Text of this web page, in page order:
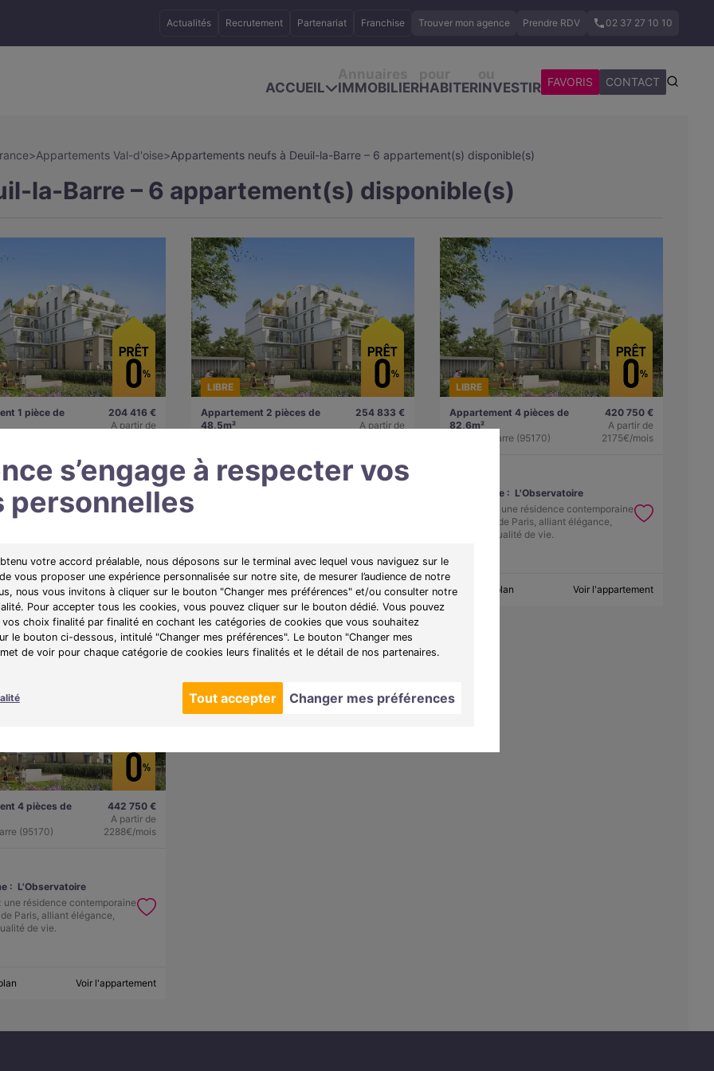
s’engage à respecter vos
personnelles
votre accord préalable, nous déposons sur le terminal avec lequel vous naviguez sur le
vous proposer une expérience personnalisée sur notre site, de mesurer l’audience de notre
nous vous invitons à cliquer sur le bouton "Changer mes préférences" et/ou consulter notre
Pour accepter tous les cookies, vous pouvez cliquer sur le bouton dédié. Vous pouvez
choix finalité par finalité en cochant les catégories de cookies que vous souhaitez
le bouton ci-dessous, intitulé "Changer mes préférences". Le bouton "Changer mes
de voir pour chaque catégorie de cookies leurs finalités et le détail de nos partenaires.
Tout accepter Changer mes préférences
Actualités Recrutement Partenariat Franchise Trouver mon agence Prendre RDV 02 37 27 10 10
ACCUEIL
IMMOBILIERHABITERINVESTIR FAVORIS CONTACT
>Appartements Val-d'oise>Appartements neufs à Deuil-la-Barre – 6 appartement(s) disponible(s)
la-Barre – 6 appartement(s) disponible(s)
1 pièce de
204 416 €
A partir de
:
une résidence contemporaine
de Paris, alliant élégance,
Voir l'appartement
LIBRE
Appartement 2 pièces de
48,5m²
254 833 €
A partir de
Obtenir le plan Voir l'appartement
LIBRE
Appartement 4 pièces de
82,6m²
Deuil-la-Barre (95170)
420 750 €
A partir de
2175€/mois
Programme : L'Observatoire
Découvrez une résidence contemporaine
aux portes de Paris, alliant élégance,
nature et qualité de vie.
Obtenir le plan Voir l'appartement
4 pièces de
(95170)
442 750 €
A partir de
2288€/mois
: L'Observatoire
une résidence contemporaine
Paris, alliant élégance,
de vie.
Voir l'appartement